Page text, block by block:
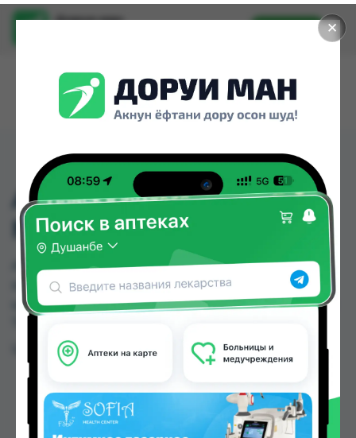
✕
Доруи ман
Установить
ASPIRIN COMPLEX
NO.20
ASPIRIN COMPLEX NO.20 можно купить или
заказать в аптеках, Дорухона Олмони №1 по
цене от 280.00 TJS в Душанбе и других городах
Цена: от280.00 TJS